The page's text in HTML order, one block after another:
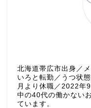
北海道帯広市出身／
いろと転勤／うつ状
月より休職／2022年
中の40代の働かない
ています。